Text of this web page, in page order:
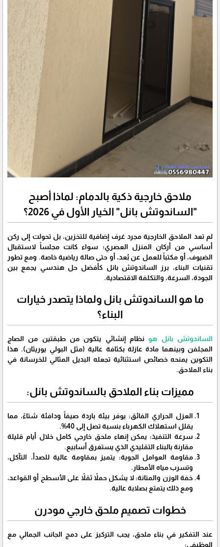
ملاحق خارجية ذكية بالدمام: لماذا أصبح
"الساندوتش بانل" الخيار الأول في 2026؟
​لم تعد الملاحق الخارجية مجرد غرف إضافية للتخزين، بل تحولت إلى ركن
أساسي من أركان المنزل العصري؛ سواء كانت مجلساً لاستقبال
الضيوف، أو مكتباً للعمل عن بُعد، أو حتى صالة رياضية خاصة. ومع تطور
تقنيات البناء، برز الساندوتش بانل كأفضل حل هندسي يجمع بين
الجودة، السرعة، والتكلفة الاقتصادية.
​ما هو الساندوتش بانل ولماذا يتصدر خيارات
البناء؟
​الساندوتش بانل هو نظام إنشائي يتكون من طبقتين من الصاج
المجلفن وبينهما مادة عازلة بكثافة عالية (مثل البولي يوريثان). هذا
التكوين يمنحه خصائص استثنائية تجعله البديل المثالي للخرسانة في
بناء الملاحق.
​مميزات بناء الملاحق بالساندوتش بانل:
​العزل الحراري الفائق: يوفر بيئة باردة صيفاً ودافئة شتاءً، مما
يقلل استهلاك الكهرباء بنسبة تصل إلى 40%.
​سرعة التنفيذ: يمكن إنهاء ملحق خارجي كامل خلال أيام قليلة
مقارنة بالبناء التقليدي الذي يستغرق أسابيع.
​مقاومة العوامل الجوية: يتميز بمقاومة عالية للصدأ، التآكل،
وتسرب مياه الأمطار.
​خفة الوزن والمتانة: لا يشكل حملاً ثقلاً على الأسطح أو القواعد،
ومع ذلك يتمتع بصلابة عالية.
​خطوات تصميم ملحق خارجي مودرن
​عند التفكير في بناء ملحق، يجب التركيز على دمج الجانب الجمالي مع
الوظيفي: